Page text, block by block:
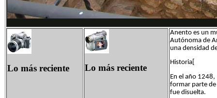
Lo más reciente Lo más reciente
Anento es un
Autónoma de
una densidad
Historia[
En el año 1248,
formar parte de
fue disuelta.